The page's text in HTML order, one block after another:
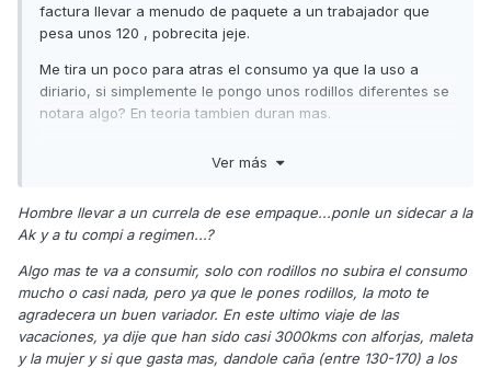
factura llevar a menudo de paquete a un trabajador que
pesa unos 120 , pobrecita jeje.
Me tira un poco para atras el consumo ya que la uso a
diriario, si simplemente le pongo unos rodillos diferentes se
notara algo? En teoria tambien duran mas.
potencia desgaste mas prematuro de los rodillos verdad?
hice 15mil.
los semaforos en plan motogp durarian el doble verdad?
Jaja
Sabeis si es mucho follon cambiarlos? Por que parece que
hay que desmontar plastico para llegar.
Ver más
Hombre llevar a un currela de ese empaque...ponle un sidecar a la
Ak y a tu compi a regimen...?
Algo mas te va a consumir, solo con rodillos no subira el consumo
mucho o casi nada, pero ya que le pones rodillos, la moto te
agradecera un buen variador. En este ultimo viaje de las
vacaciones, ya dije que han sido casi 3000kms con alforjas, maleta
y la mujer y si que gasta mas, dandole caña (entre 130-170) a los